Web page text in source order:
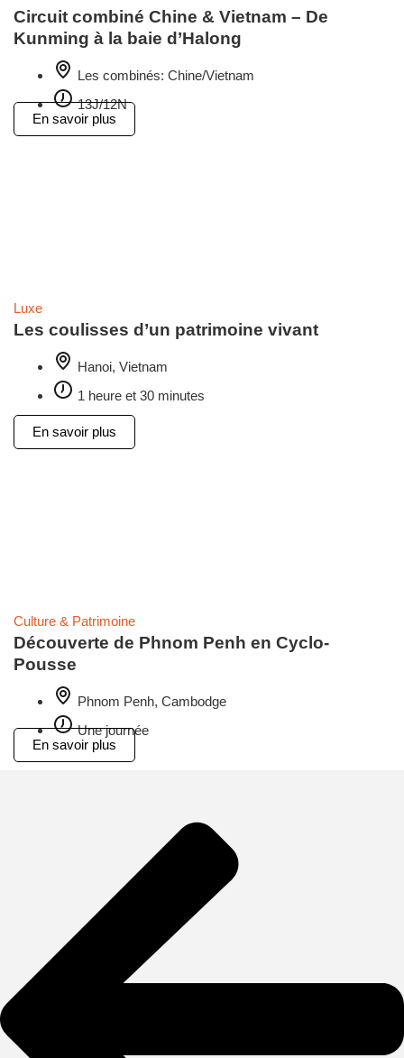
Circuit combiné Chine & Vietnam – De
Kunming à la baie d’Halong
Les combinés: Chine/Vietnam
13J/12N
En savoir plus
Luxe
Les coulisses d’un patrimoine vivant
Hanoi, Vietnam
1 heure et 30 minutes
En savoir plus
Culture & Patrimoine
Découverte de Phnom Penh en Cyclo-
Pousse
Phnom Penh, Cambodge
Une journée
En savoir plus